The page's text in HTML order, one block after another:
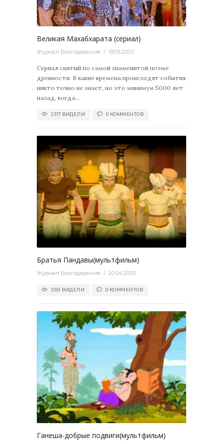
Великая Махабхарата (сериал)
Журнал Благодарение 19.05.2020
Сериал снятый по самой знаменитой поэме
древности. В какие времена происходят события
никто точно не знает, но это минимум 5000 лет
назад, когда...
2317 ВИДЕЛИ 0 КОММЕНТОВ
Братья Пандавы(мультфильм)
Журнал Благодарение 20.04.2020
3361 ВИДЕЛИ 0 КОММЕНТОВ
Ганеша-добрые подвиги(мультфильм)